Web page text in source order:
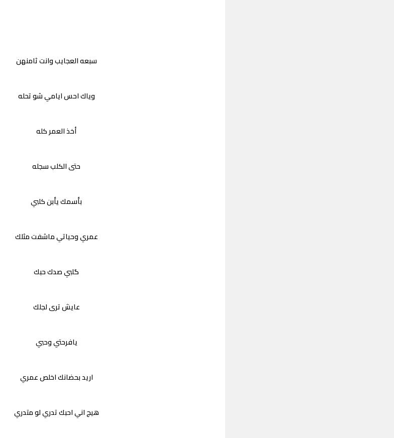
سبعه العجايب وانت ثامنهن
وياك احس ايامي شو تحله
أخذ العمر كله
حتى الكلب سجله
بأسمك يأبن كلبي
عمري وحياتي ماشفت مثلك
گلبي صدك حبك
عايش ترى لجلك
يافرحتي وحبي
اريد بحضانك اخلص عمري
هيج اني احبك تدري لو متدري